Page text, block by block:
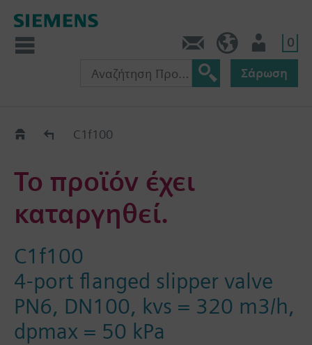
0
Σάρωση
Old2NewC1f100
Το προϊόν έχει
καταργηθεί.
C1f100
4-port flanged slipper valve
PN6, DN100, kvs = 320 m3/h,
dpmax = 50 kPa